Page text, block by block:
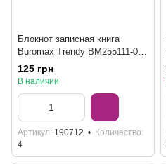
Блокнот записная книга
Buromax Trendy BM255111-01
А5, 96 листов в клетку,
твердая обложка
125 грн
В наличии
Артикул 190712
Количество
4